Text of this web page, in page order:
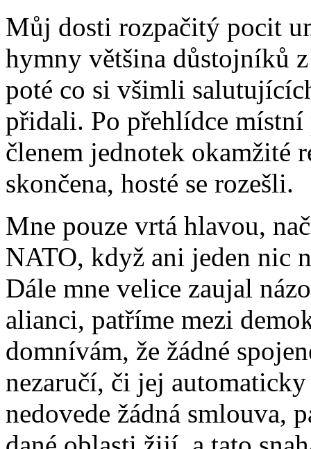
Můj dosti rozpačitý pocit
hymny většina důstojníků
poté co si všimli
přidali. Po přehlídce místní
členem jednotek okamžité
skončena, hosté se rozešli.
Mne pouze vrtá hlavou,
NATO, když ani jeden nic
Dále mne velice zaujal
alianci, patříme mezi
domnívám, že žádné
nezaručí, či jej
nedovede žádná smlouva,